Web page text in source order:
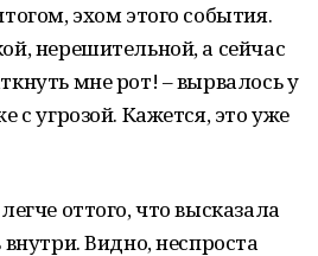
эхом этого события.
нерешительной, а сейчас
мне рот! – вырвалось у
с угрозой. Кажется, это уже
оттого, что высказала
Видно, неспроста